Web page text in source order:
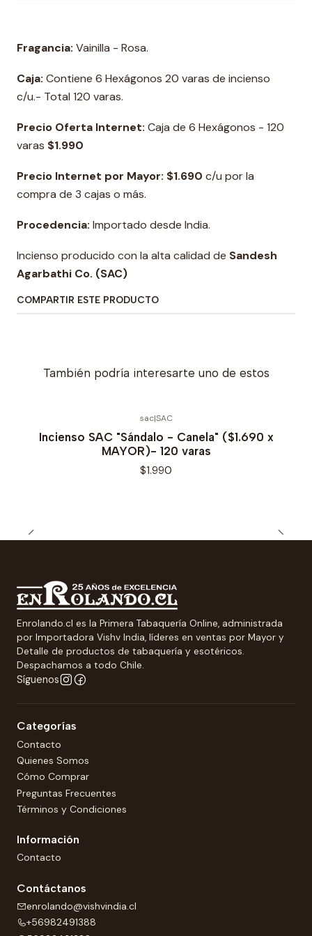
Fragancia: Vainilla - Rosa.
Caja: Contiene 6 Hexágonos 20 varas de incienso
c/u.- Total 120 varas.
Precio Oferta Internet: Caja de 6 Hexágonos - 120
varas $1.990
Precio Internet por Mayor: $1.690 c/u por la
compra de 3 cajas o más.
Procedencia: Importado desde India.
Incienso producido con la alta calidad de Sandesh
Agarbathi Co. (SAC)
COMPARTIR ESTE PRODUCTO
También podría interesarte uno de estos
sac|SAC
Incienso SAC "Sándalo - Canela" ($1.690 x
MAYOR)- 120 varas
$1.990
Enrolando.cl es la Primera Tabaquería Online, administrada
por Importadora Vishv India, líderes en ventas por Mayor y
Detalle de productos de tabaquería y esotéricos.
Despachamos a todo Chile.
Síguenos
Categorías
Contacto
Quienes Somos
Cómo Comprar
Preguntas Frecuentes
Términos y Condiciones
Información
Contacto
Contáctanos
enrolando@vishvindia.cl
+56982491388